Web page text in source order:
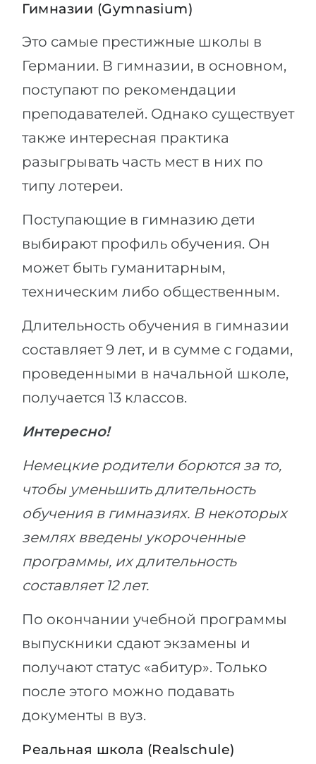
Гимназии (Gymnasium)
Это самые престижные школы в
Германии. В гимназии, в основном,
поступают по рекомендации
преподавателей. Однако существует
также интересная практика
разыгрывать часть мест в них по
типу лотереи.
Поступающие в гимназию дети
выбирают профиль обучения. Он
может быть гуманитарным,
техническим либо общественным.
Длительность обучения в гимназии
составляет 9 лет, и в сумме с годами,
проведенными в начальной школе,
получается 13 классов.
Интересно!
Немецкие родители борются за то,
чтобы уменьшить длительность
обучения в гимназиях. В некоторых
землях введены укороченные
программы, их длительность
составляет 12 лет.
По окончании учебной программы
выпускники сдают экзамены и
получают статус «абитур». Только
после этого можно подавать
документы в вуз.
Реальная школа (Realschule)